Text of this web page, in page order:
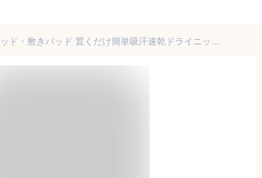
[ニッセン] ベッドパッド・敷きパッド 置くだけ簡単吸汗速乾ドライニット敷きパッド グレージュ シングル